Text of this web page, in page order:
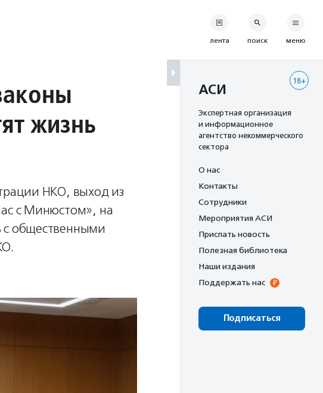
жизнь
НКО, выход из
с Минюстом», на
с общественными
лента поиск меню
18+
АСИ
Экспертная организация
и информационное
агентство некоммерческого
сектора
О нас
Контакты
Сотрудники
Мероприятия АСИ
Прислать новость
Полезная библиотека
Наши издания
Поддержать нас
Подписаться